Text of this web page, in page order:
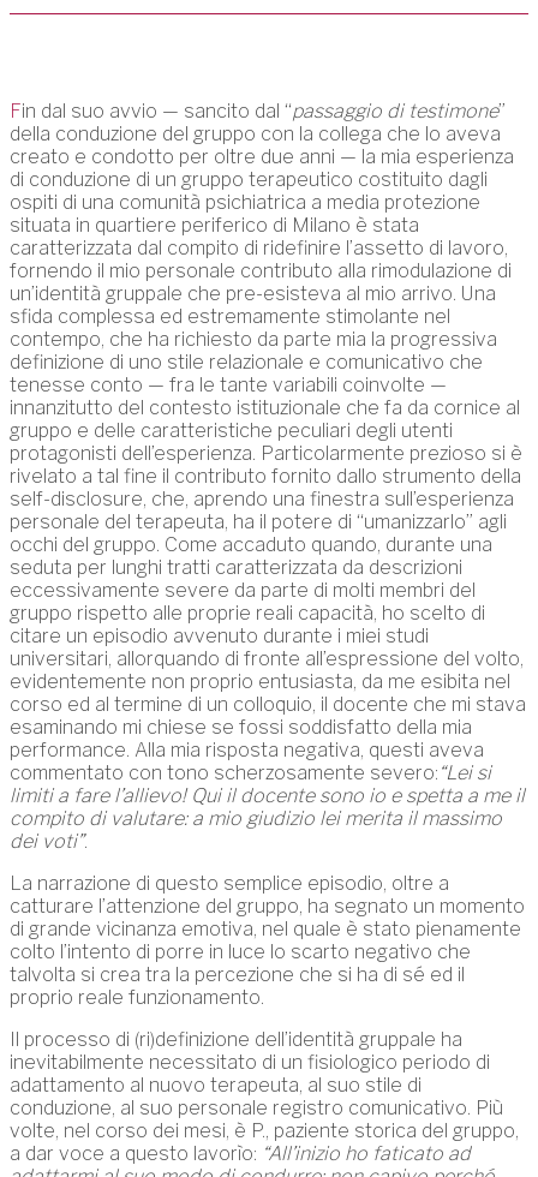
Fin dal suo avvio — sancito dal “passaggio di testimone”
della conduzione del gruppo con la collega che lo aveva
creato e condotto per oltre due anni — la mia esperienza
di conduzione di un gruppo terapeutico costituito dagli
ospiti di una comunità psichiatrica a media protezione
situata in quartiere periferico di Milano è stata
caratterizzata dal compito di ridefinire l’assetto di lavoro,
fornendo il mio personale contributo alla rimodulazione di
un’identità gruppale che pre-esisteva al mio arrivo. Una
sfida complessa ed estremamente stimolante nel
contempo, che ha richiesto da parte mia la progressiva
definizione di uno stile relazionale e comunicativo che
tenesse conto — fra le tante variabili coinvolte —
innanzitutto del contesto istituzionale che fa da cornice al
gruppo e delle caratteristiche peculiari degli utenti
protagonisti dell’esperienza. Particolarmente prezioso si è
rivelato a tal fine il contributo fornito dallo strumento della
self-disclosure, che, aprendo una finestra sull’esperienza
personale del terapeuta, ha il potere di “umanizzarlo” agli
occhi del gruppo. Come accaduto quando, durante una
seduta per lunghi tratti caratterizzata da descrizioni
eccessivamente severe da parte di molti membri del
gruppo rispetto alle proprie reali capacità, ho scelto di
citare un episodio avvenuto durante i miei studi
universitari, allorquando di fronte all’espressione del volto,
evidentemente non proprio entusiasta, da me esibita nel
corso ed al termine di un colloquio, il docente che mi stava
esaminando mi chiese se fossi soddisfatto della mia
performance. Alla mia risposta negativa, questi aveva
commentato con tono scherzosamente severo: “Lei si
limiti a fare l’allievo! Qui il docente sono io e spetta a me il
compito di valutare: a mio giudizio lei merita il massimo
dei voti”.
La narrazione di questo semplice episodio, oltre a
catturare l’attenzione del gruppo, ha segnato un momento
di grande vicinanza emotiva, nel quale è stato pienamente
colto l’intento di porre in luce lo scarto negativo che
talvolta si crea tra la percezione che si ha di sé ed il
proprio reale funzionamento.
Il processo di (ri)definizione dell’identità gruppale ha
inevitabilmente necessitato di un fisiologico periodo di
adattamento al nuovo terapeuta, al suo stile di
conduzione, al suo personale registro comunicativo. Più
volte, nel corso dei mesi, è P., paziente storica del gruppo,
a dar voce a questo lavorìo: “All’inizio ho faticato ad